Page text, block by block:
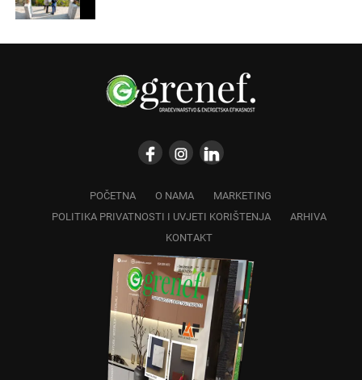
POČETNA O NAMA
MARKETING
POLITIKA PRIVATNOSTI I UVJETI KORIŠTENJA
ARHIVA
KONTAKT